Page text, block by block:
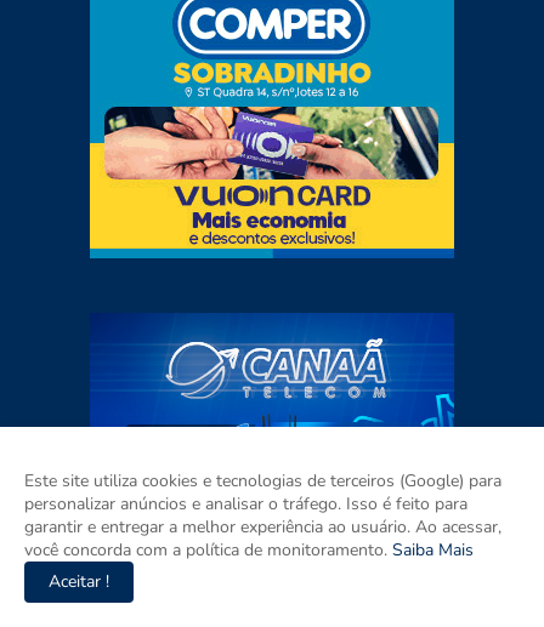
Este site utiliza cookies e tecnologias de terceiros (Google) para
personalizar anúncios e analisar o tráfego. Isso é feito para
garantir e entregar a melhor experiência ao usuário. Ao acessar,
você concorda com a política de monitoramento. Saiba Mais
Aceitar !